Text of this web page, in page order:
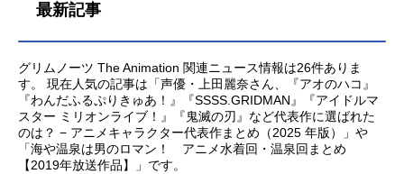
最新記事
グリムノーツ The Animation 関連ニュース情報は26件ありま
す。 現在人気の記事は「声優・上田麗奈さん、『アオのハコ』
『わんだふるぷりきゅあ！』『SSSS.GRIDMAN』『アイドルマ
スター ミリオンライブ！』『鬼滅の刃』など代表作に選ばれた
のは？ − アニメキャラクター代表作まとめ（2025 年版）」や
「海や温泉は男のロマン！ アニメ水着回・温泉回まとめ
【2019年放送作品】」です。